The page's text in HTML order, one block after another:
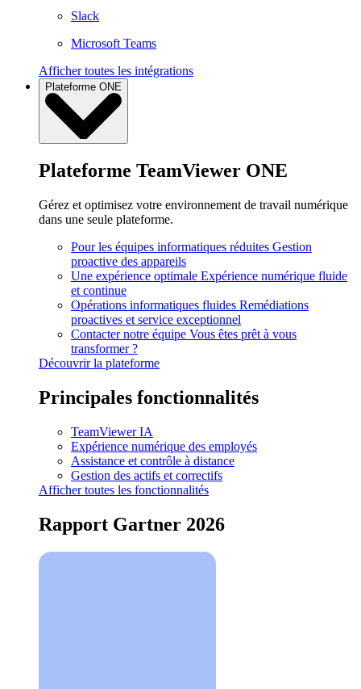
Slack
Microsoft Teams
Afficher toutes les intégrations
Plateforme ONE
Plateforme TeamViewer ONE
Gérez et optimisez votre environnement de travail numérique
dans une seule plateforme.
Pour les équipes informatiques réduites Gestion
proactive des appareils
Une expérience optimale Expérience numérique fluide
et continue
Opérations informatiques fluides Remédiations
proactives et service exceptionnel
Contacter notre équipe Vous êtes prêt à vous
transformer ?
Découvrir la plateforme
Principales fonctionnalités
TeamViewer IA
Expérience numérique des employés
Assistance et contrôle à distance
Gestion des actifs et correctifs
Afficher toutes les fonctionnalités
Rapport Gartner 2026